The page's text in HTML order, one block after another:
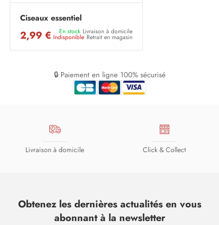
Ciseaux essentiel
2,99 € En stock Livraison à domicile
Indisponible Retrait en magasin
🔒 Paiement en ligne 100% sécurisé
Livraison à domicile Click & Collect
Obtenez les dernières actualités en vous
abonnant à la newsletter